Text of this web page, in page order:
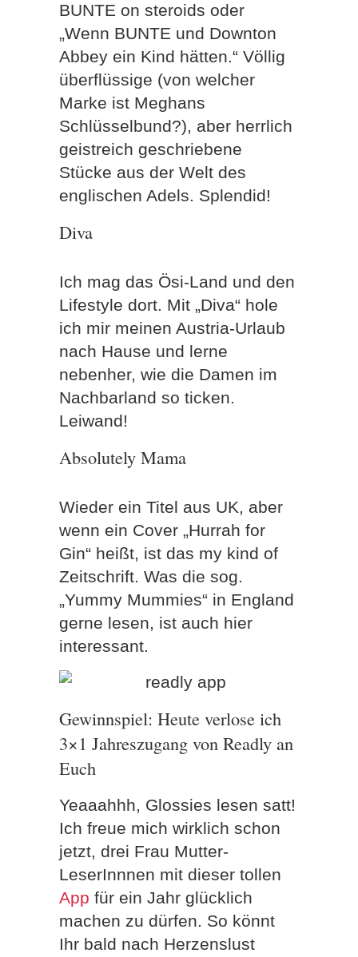
BUNTE on steroids oder
„Wenn BUNTE und Downton
Abbey ein Kind hätten.“ Völlig
überflüssige (von welcher
Marke ist Meghans
Schlüsselbund?), aber herrlich
geistreich geschriebene
Stücke aus der Welt des
englischen Adels. Splendid!
Diva
Ich mag das Ösi-Land und den
Lifestyle dort. Mit „Diva“ hole
ich mir meinen Austria-Urlaub
nach Hause und lerne
nebenher, wie die Damen im
Nachbarland so ticken.
Leiwand!
Absolutely Mama
Wieder ein Titel aus UK, aber
wenn ein Cover „Hurrah for
Gin“ heißt, ist das my kind of
Zeitschrift. Was die sog.
„Yummy Mummies“ in England
gerne lesen, ist auch hier
interessant.
Gewinnspiel: Heute verlose ich
3×1 Jahreszugang von Readly an
Euch
Yeaaahhh, Glossies lesen satt!
Ich freue mich wirklich schon
jetzt, drei Frau Mutter-
LeserInnnen mit dieser tollen
App für ein Jahr glücklich
machen zu dürfen. So könnt
Ihr bald nach Herzenslust